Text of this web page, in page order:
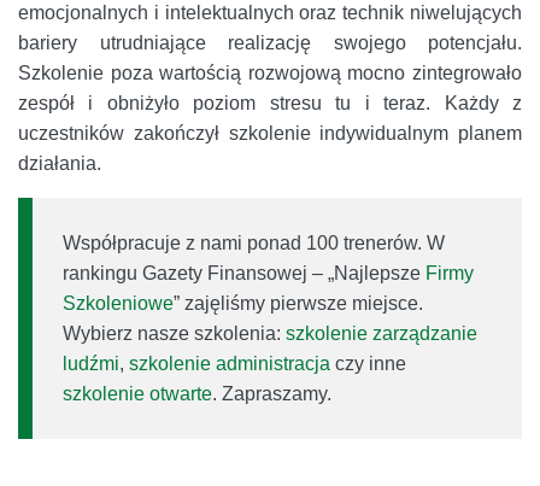
emocjonalnych i intelektualnych oraz technik niwelujących
bariery utrudniające realizację swojego potencjału.
Szkolenie poza wartością rozwojową mocno zintegrowało
zespół i obniżyło poziom stresu tu i teraz. Każdy z
uczestników zakończył szkolenie indywidualnym planem
działania.
Współpracuje z nami ponad 100 trenerów. W
rankingu Gazety Finansowej – „Najlepsze Firmy
Szkoleniowe” zajęliśmy pierwsze miejsce.
Wybierz nasze szkolenia: szkolenie zarządzanie
ludźmi, szkolenie administracja czy inne
szkolenie otwarte. Zapraszamy.